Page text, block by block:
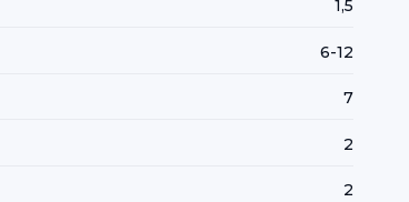
1,5
6-12
7
2
2